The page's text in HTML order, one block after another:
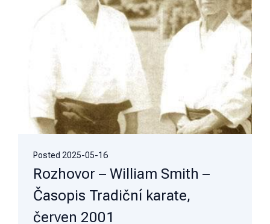
Posted 2025-05-16
Rozhovor – William Smith –
Časopis Tradiční karate,
červen 2001